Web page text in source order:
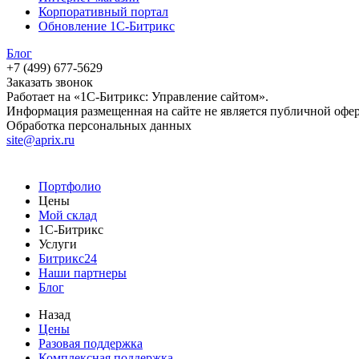
Корпоративный портал
Обновление 1С-Битрикс
Блог
+7 (499) 677-5629
Заказать звонок
Работает на «1С-Битрикс: Управление сайтом».
Информация размещенная на сайте не является публичной
Обработка персональных данных
site@aprix.ru
Портфолио
Цены
Мой склад
1С-Битрикс
Услуги
Битрикс24
Наши партнеры
Блог
Назад
Цены
Разовая поддержка